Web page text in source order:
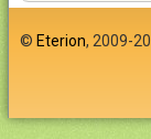
© Eterion, 2009-